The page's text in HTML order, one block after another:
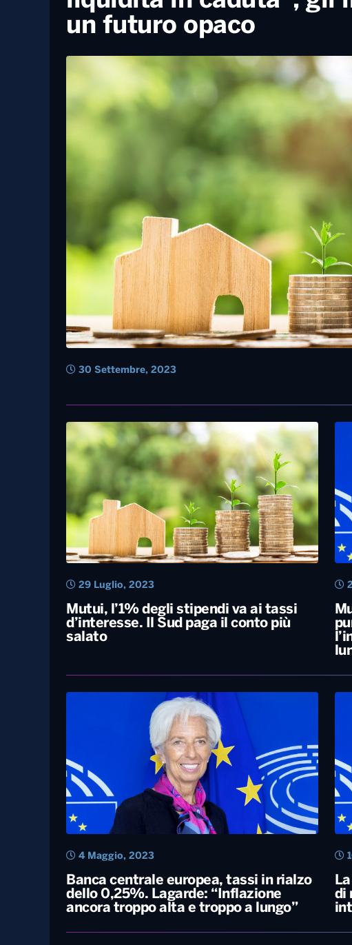
Mutui, nel 2023 richieste in calo del
17,2%. L’importo medio rimane
costante, oltre 144mila euro
22 Gennaio, 2024
Confindustria: “Pil
liquidità in caduta”, gli
un futuro opaco
30 Settembre, 2023
Mutui, l’1% degli stipendi va ai tassi
d’interesse. Il Sud paga il conto più
salato
29 Luglio, 2023